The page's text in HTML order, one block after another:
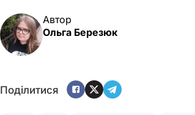
Автор
Ольга Березюк
Поділитися